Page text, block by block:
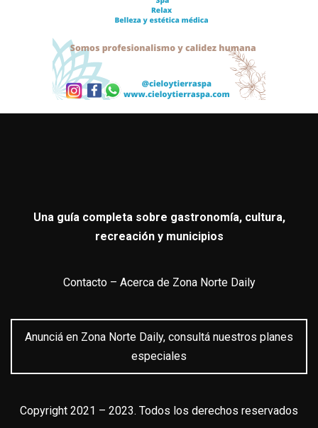
Una guía completa sobre gastronomía, cultura,
recreación y municipios
Contacto– Acerca de Zona Norte Daily
Anunciá en Zona Norte Daily, consultá nuestros planes
especiales
Copyright 2021 – 2023. Todos los derechos reservados